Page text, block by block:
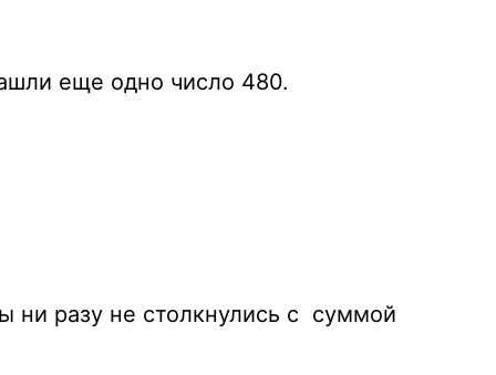
еще одно число 480.
ни разу не столкнулись с суммой